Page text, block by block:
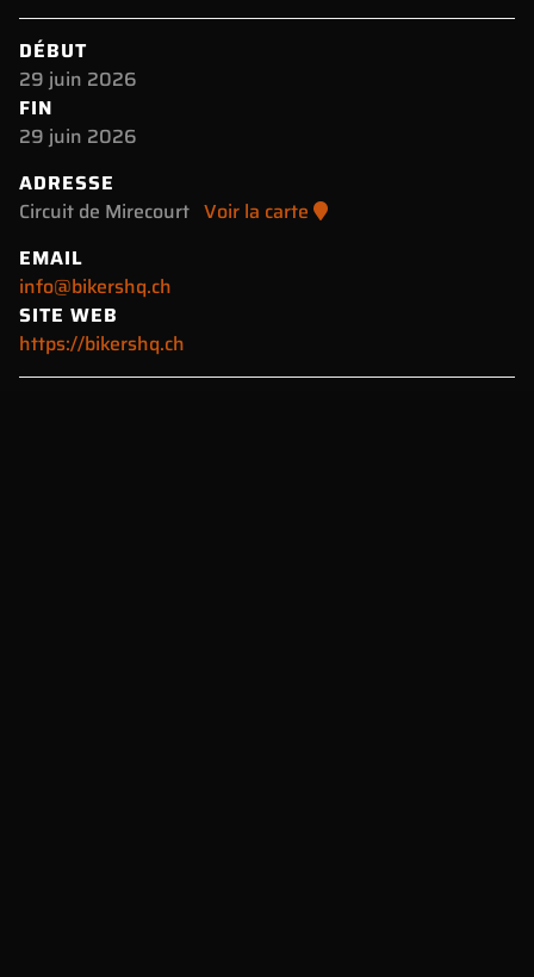
DÉBUT
29 juin 2026
FIN
29 juin 2026
ADRESSE
Circuit de Mirecourt Voir la carte
EMAIL
info@bikershq.ch
SITE WEB
https://bikershq.ch